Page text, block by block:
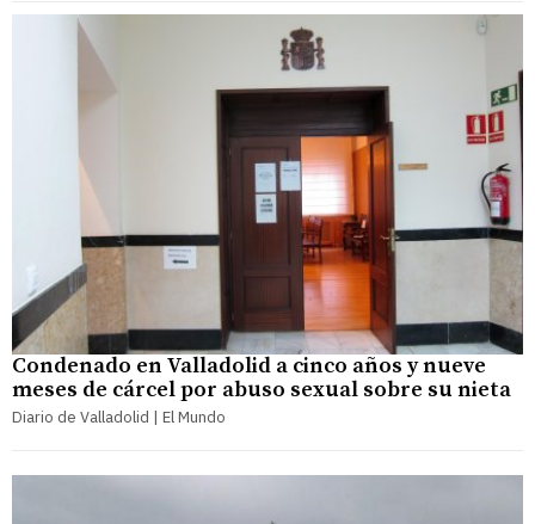
Condenado en Valladolid a cinco años y nueve
meses de cárcel por abuso sexual sobre su nieta
Diario de Valladolid | El Mundo